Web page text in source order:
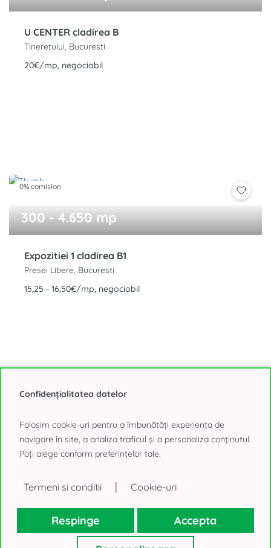
U CENTER cladirea B
Tineretului, Bucuresti
20€/mp, negociabil
0% comision
300 - 4.650 mp
Expozitiei 1 cladirea B1
Presei Libere, Bucuresti
15,25 - 16,50€/mp, negociabil
(283 oferte)
Alege sediul intr-o Vila
Iti gasim sediul potrivit intr-o vila din Bucuresti pentru consolidarea
Confidențialitatea datelor
Folosim cookie-uri pentru a îmbunătăți experiența de
navigare în site, a analiza traficul și a personaliza conținutul.
Poți alege conform preferințelor tale.
Termeni si conditii | Cookie-uri
Respinge Accepta